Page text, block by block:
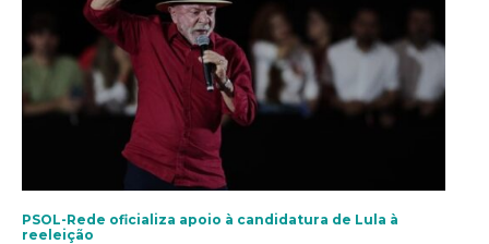
PSOL-Rede oficializa apoio à candidatura de Lula à
reeleição